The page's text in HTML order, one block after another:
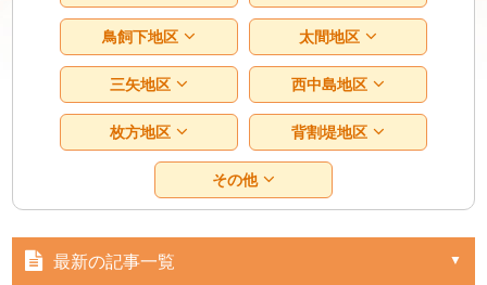
鳥飼下地区 太間地区
三矢地区 西中島地区
枚方地区 背割堤地区
その他
最新の記事一覧